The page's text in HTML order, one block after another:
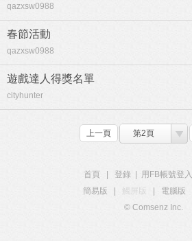
qazxsw0988
春節活動
qazxsw0988
遊戲達人得獎名單
cityhunter
上一頁 第2頁
首頁 登錄 用FB帳號登入
簡易版
觸屏版 電腦版
© Comsenz Inc.